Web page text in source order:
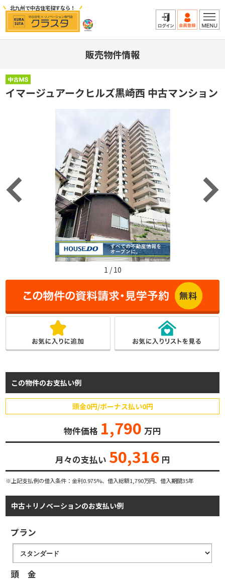
北九州で中古住宅探すなら！
販売物件情報
イマージュアークヒルズ黒崎西 中古マンション
1 /10
この物件のお支払い例
頭金0円/ボーナス払い0円
物件価格 1,790 万円
月々の支払い 50,316 円
※上記支払例の借入条件：金利0.975%、借入総額1,790万円、借入期間35年
中古＋リノベーションのお支払い例
プラン
頭 金